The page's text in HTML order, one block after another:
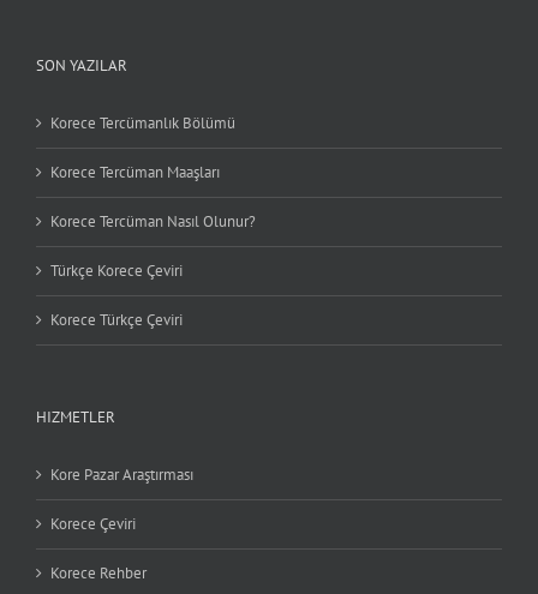
SON YAZILAR
Korece Tercümanlık Bölümü
Korece Tercüman Maaşları
Korece Tercüman Nasıl Olunur?
Türkçe Korece Çeviri
Korece Türkçe Çeviri
HIZMETLER
Kore Pazar Araştırması
Korece Çeviri
Korece Rehber